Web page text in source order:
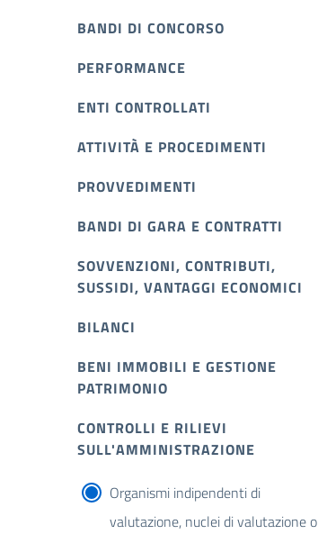
BANDI DI CONCORSO
PERFORMANCE
ENTI CONTROLLATI
ATTIVITÀ E PROCEDIMENTI
PROVVEDIMENTI
BANDI DI GARA E CONTRATTI
SOVVENZIONI, CONTRIBUTI,
SUSSIDI, VANTAGGI ECONOMICI
BILANCI
BENI IMMOBILI E GESTIONE
PATRIMONIO
CONTROLLI E RILIEVI
SULL'AMMINISTRAZIONE
Organismi indipendenti di
valutazione, nuclei di valutazione o